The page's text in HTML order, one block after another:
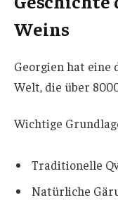
Weins
Georgien hat
Welt, die über
Wichtige
Traditionelle
Natürliche